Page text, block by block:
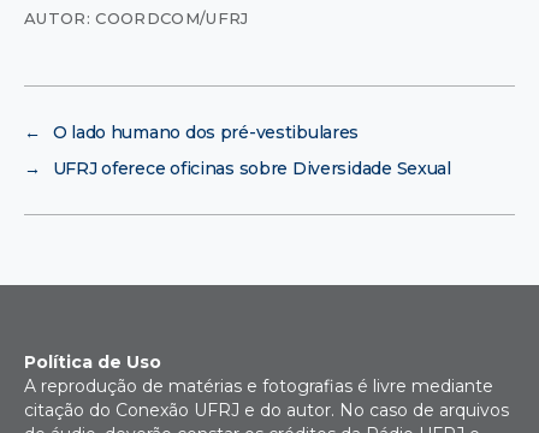
AUTOR: COORDCOM/UFRJ
←
O lado humano dos pré-vestibulares
→
UFRJ oferece oficinas sobre Diversidade Sexual
Política de Uso
A reprodução de matérias e fotografias é livre mediante
citação do Conexão UFRJ e do autor. No caso de arquivos